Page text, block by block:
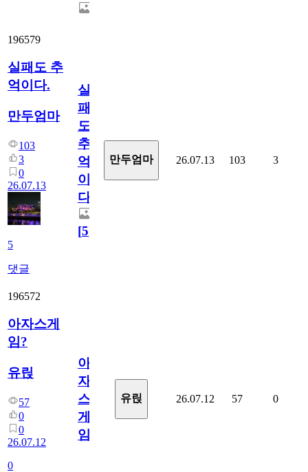
196579
실패도 추
억이다.
만두엄마
103
3
0
26.07.13
5
댓글
실
패
도
추
억
이
다.
[5]
만두엄마 26.07.13 103 3
196572
아자스게
임?
유릱
57
0
0
26.07.12
0
아
자
스
게
임?
유릱 26.07.12 57 0